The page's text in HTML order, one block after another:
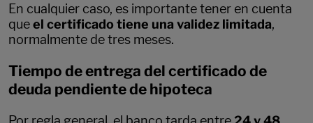
En cualquier caso, es importante tener en cuenta
queel certificado tiene una validez limitada,
normalmente de tres meses.
Tiempo de entrega del certificado de
deuda pendiente de hipoteca